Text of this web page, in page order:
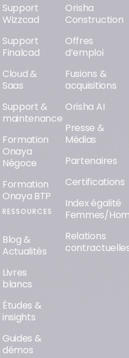
Support
Wizzcad
Support
Finalcad
Cloud &
Saas
Support &
maintenance
Formation
Onaya
Négoce
Formation
Onaya BTP
RESSOURCES
Blog &
Actualités
Livres
blancs
Études &
insights
Guides &
démos
Orisha
Construction
Offres
d’emploi
Fusions &
acquisitions
Orisha AI
Presse &
Médias
Partenaires
Certifications
Index égalité
Femmes/
Relations